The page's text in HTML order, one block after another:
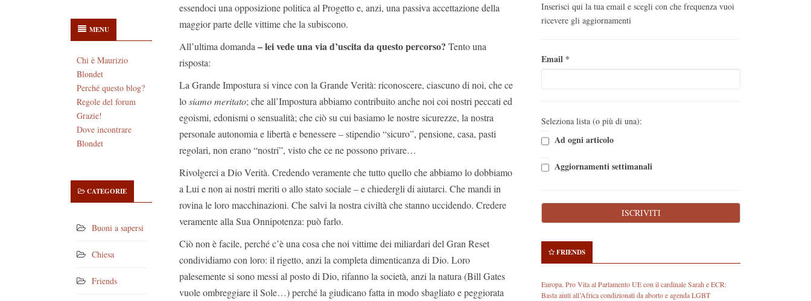
MENU
Chi è Maurizio
Blondet
Perché questo blog?
Regole del forum
Grazie!
Dove incontrare
Blondet
CATEGORIE
Buoni a sapersi
Chiesa
Friends
essendoci una opposizione politica al Progetto e, anzi, una passiva accettazione della
maggior parte delle vittime che la subiscono.
All’ultima domanda – lei vede una via d’uscita da questo percorso? Tento una
risposta:
La Grande Impostura si vince con la Grande Verità: riconoscere, ciascuno di noi, che ce
losiamo meritato; che all’Impostura abbiamo contribuito anche noi coi nostri peccati ed
egoismi, edonismi o sensualità; che ciò su cui basiamo le nostre sicurezze, la nostra
personale autonomia e libertà e benessere – stipendio “sicuro”, pensione, casa, pasti
regolari, non erano “nostri”, visto che ce ne possono privare…
Rivolgerci a Dio Verità. Credendo veramente che tutto quello che abbiamo lo dobbiamo
a Lui e non ai nostri meriti o allo stato sociale – e chiedergli di aiutarci. Che mandi in
rovina le loro macchinazioni. Che salvi la nostra civiltà che stanno uccidendo. Credere
veramente alla Sua Onnipotenza: può farlo.
Ciò non è facile, perché c’è una cosa che noi vittime dei miliardari del Gran Reset
condividiamo con loro: il rigetto, anzi la completa dimenticanza di Dio. Loro
palesemente si sono messi al posto di Dio, rifanno la società, anzi la natura (Bill Gates
vuole ombreggiare il Sole…) perché la giudicano fatta in modo sbagliato e peggiorata
Inserisci qui la tua email e scegli con che frequenza vuoi
ricevere gli aggiornamenti
Email *
Seleziona lista (o più di una):
Ad ogni articolo
Aggiornamenti settimanali
FRIENDS
Europa. Pro Vita al Parlamento UE con il cardinale Sarah e ECR:
Basta aiuti all’Africa condizionati da aborto e agenda LGBT